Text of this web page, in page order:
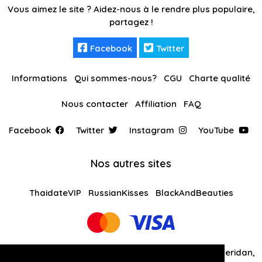
Vous aimez le site ? Aidez-nous à le rendre plus populaire,
partagez !
Facebook Twitter
Informations Qui sommes-nous? CGU Charte qualité
Nous contacter Affiliation FAQ
Facebook Twitter Instagram YouTube
Nos autres sites
ThaidateVIP RussianKisses BlackAndBeauties
Global Solutions Medias LLC 30 N Gould St Ste R Sheridan,